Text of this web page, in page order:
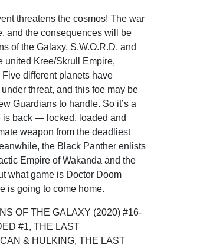
threatens the cosmos! The war
and the consequences will be
of the Galaxy, S.W.O.R.D. and
united Kree/Skrull Empire,
different planets have
threat, and this foe may be
Guardians to handle. So it’s a
is back — locked, loaded and
weapon from the deadliest
the Black Panther enlists
Empire of Wakanda and the
what game is Doctor Doom
is going to come home.
OF THE GALAXY (2020) #16-
#1, THE LAST
& HULKING, THE LAST